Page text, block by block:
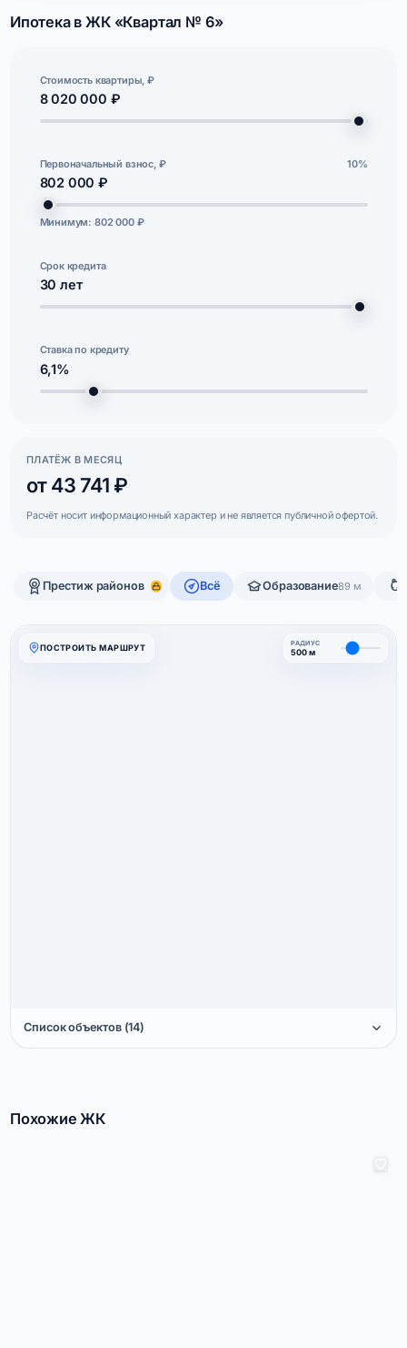
Ипотека в ЖК «Квартал № 6»
Стоимость квартиры, ₽
8 020 000 ₽
Первоначальный взнос, ₽ 10%
802 000 ₽
Минимум: 802 000 ₽
Срок кредита
30 лет
Ставка по кредиту
6,1%
ПЛАТЁЖ В МЕСЯЦ
от 43 741 ₽
Расчёт носит информационный характер и не является публичной офертой.
Престиж районов Всё Образование89 м
ПОСТРОИТЬ МАРШРУТ РАДИУС
500 м
Список объектов (14)
Похожие ЖК